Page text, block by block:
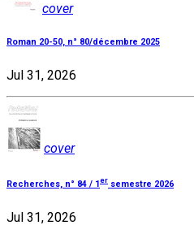
cover
Roman 20-50, n° 80/décembre 2025
Jul 31, 2026
cover
Recherches, n° 84 / 1er semestre 2026
Jul 31, 2026